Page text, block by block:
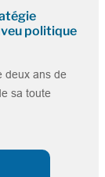
politique
deux ans de
sa toute